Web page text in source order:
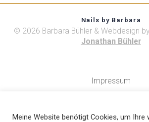
Nails by Barbara
© 2026 Barbara Bühler & Webdesign by
Jonathan Bühler
Impressum
Cookie-Richtlinie
Meine Website benötigt Cookies, um Ihre